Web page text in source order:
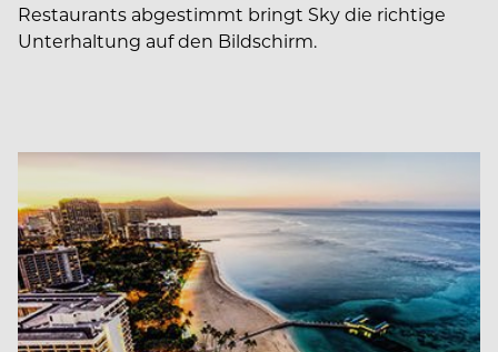
Restaurants abgestimmt bringt Sky die richtige
Unterhaltung auf den Bildschirm.